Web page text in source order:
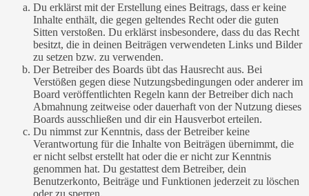
Du erklärst mit der Erstellung eines Beitrags, dass er keine
Inhalte enthält, die gegen geltendes Recht oder die guten
Sitten verstoßen. Du erklärst insbesondere, dass du das Recht
besitzt, die in deinen Beiträgen verwendeten Links und Bilder
zu setzen bzw. zu verwenden.
Der Betreiber des Boards übt das Hausrecht aus. Bei
Verstößen gegen diese Nutzungsbedingungen oder anderer im
Board veröffentlichten Regeln kann der Betreiber dich nach
Abmahnung zeitweise oder dauerhaft von der Nutzung dieses
Boards ausschließen und dir ein Hausverbot erteilen.
Du nimmst zur Kenntnis, dass der Betreiber keine
Verantwortung für die Inhalte von Beiträgen übernimmt, die
er nicht selbst erstellt hat oder die er nicht zur Kenntnis
genommen hat. Du gestattest dem Betreiber, dein
Benutzerkonto, Beiträge und Funktionen jederzeit zu löschen
oder zu sperren.